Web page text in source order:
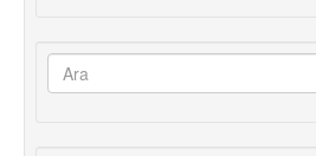
Arama